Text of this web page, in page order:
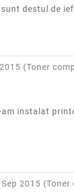
destul de
(Toner
instalat
2015 (Toner